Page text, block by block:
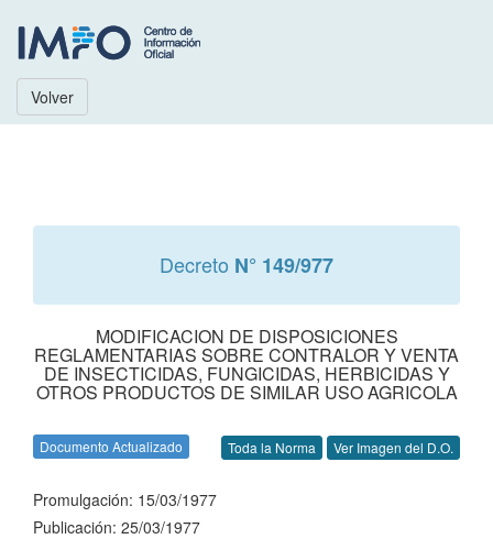
Volver
Decreto N° 149/977
MODIFICACION DE DISPOSICIONES
REGLAMENTARIAS SOBRE CONTRALOR Y VENTA
DE INSECTICIDAS, FUNGICIDAS, HERBICIDAS Y
OTROS PRODUCTOS DE SIMILAR USO AGRICOLA
Documento Actualizado Toda la Norma Ver Imagen del D.O.
Promulgación: 15/03/1977
Publicación: 25/03/1977